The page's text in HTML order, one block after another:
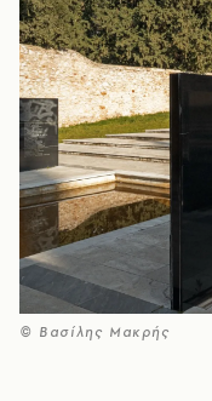
© Βασίλης Μακρής